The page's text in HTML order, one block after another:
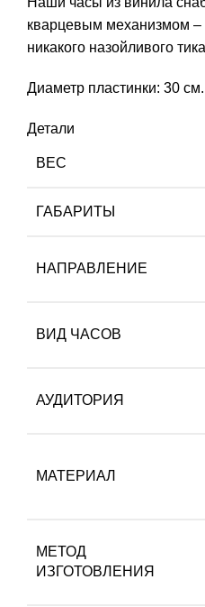
кварцевым механизмом
никакого назойливого
Диаметр пластинки: 30 см.
Детали
ВЕС
ГАБАРИТЫ
НАПРАВЛЕНИЕ
ВИД ЧАСОВ
АУДИТОРИЯ
МАТЕРИАЛ
МЕТОД
ИЗГОТОВЛЕНИЯ